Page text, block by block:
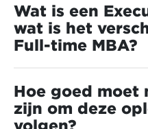
Wat is een
wat is het
Full-time MBA?
Executive MBA af te
een traditionele MBA.
Hoe goed moet
zijn om deze
volgen?